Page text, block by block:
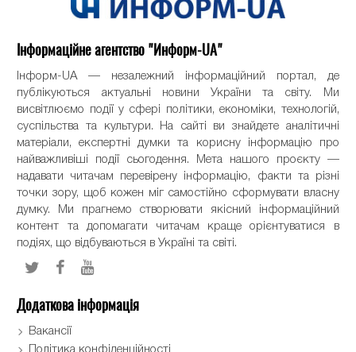
Інформаційне агентство "Информ-UA"
Інформ-UA — незалежний інформаційний портал, де
публікуються актуальні новини України та світу. Ми
висвітлюємо події у сфері політики, економіки, технологій,
суспільства та культури. На сайті ви знайдете аналітичні
матеріали, експертні думки та корисну інформацію про
найважливіші події сьогодення. Мета нашого проєкту —
надавати читачам перевірену інформацію, факти та різні
точки зору, щоб кожен міг самостійно сформувати власну
думку. Ми прагнемо створювати якісний інформаційний
контент та допомагати читачам краще орієнтуватися в
подіях, що відбуваються в Україні та світі.
Додаткова інформація
Вакансії
Політика конфіденційності